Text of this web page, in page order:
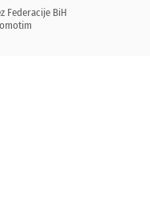
Federacije BiH